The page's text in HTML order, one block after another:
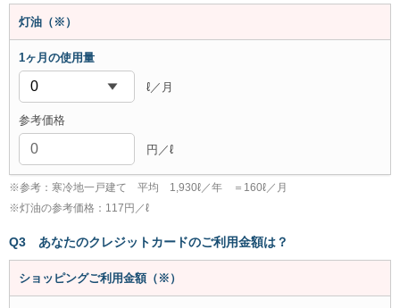
灯油（※）
ℓ／月
円／ℓ
※参考：寒冷地一戸建て 平均 1,930ℓ／年 ＝160ℓ／月
※灯油の参考価格：117円／ℓ
Q3 あなたのクレジットカードのご利用金額は？
ショッピングご利用金額（※）